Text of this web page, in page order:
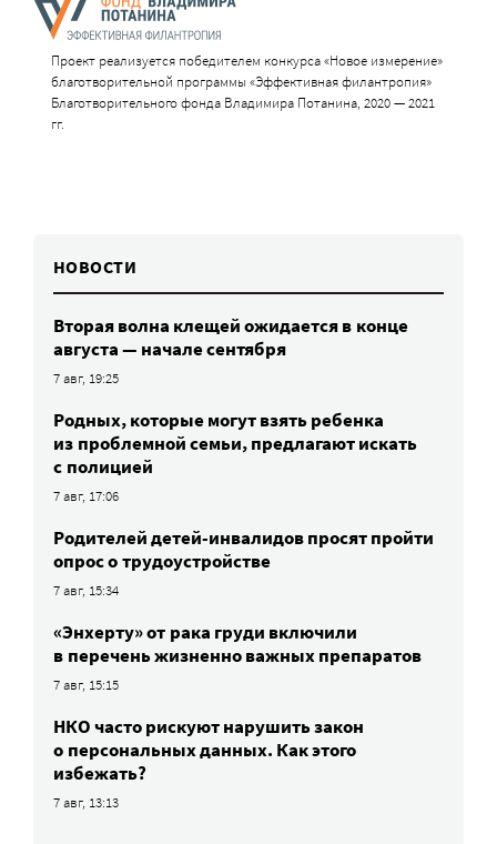
Проект реализуется победителем конкурса «Новое измерение»
благотворительной программы «Эффективная филантропия»
Благотворительного фонда Владимира Потанина, 2020 — 2021
гг.
НОВОСТИ
Вторая волна клещей ожидается в конце
августа — начале сентября
7 авг, 19:25
Родных, которые могут взять ребенка
из проблемной семьи, предлагают искать
с полицией
7 авг, 17:06
Родителей детей-инвалидов просят пройти
опрос о трудоустройстве
7 авг, 15:34
«Энхерту» от рака груди включили
в перечень жизненно важных препаратов
7 авг, 15:15
НКО часто рискуют нарушить закон
о персональных данных. Как этого
избежать?
7 авг, 13:13